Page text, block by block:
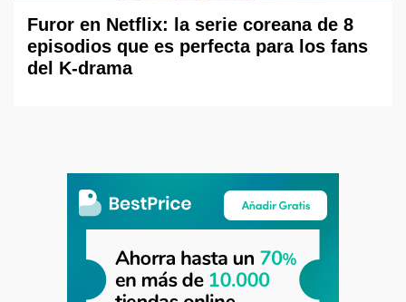
Furor en Netflix: la serie coreana de 8
episodios que es perfecta para los fans
del K-drama